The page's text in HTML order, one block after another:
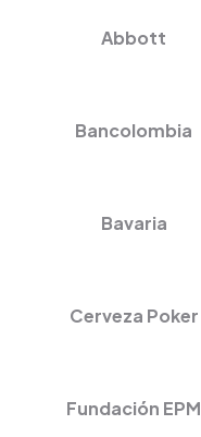
Abbott
Bancolombia
Bavaria
Cerveza Poker
Fundación EPM